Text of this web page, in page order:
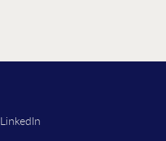
LinkedIn